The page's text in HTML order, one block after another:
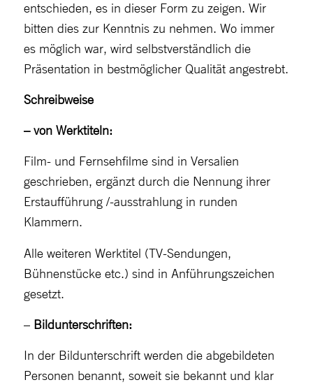
entschieden, es in dieser Form zu zeigen. Wir
bitten dies zur Kenntnis zu nehmen. Wo immer
es möglich war, wird selbstverständlich die
Präsentation in bestmöglicher Qualität angestrebt.
Schreibweise
– von Werktiteln:
Film- und Fernsehfilme sind in Versalien
geschrieben, ergänzt durch die Nennung ihrer
Erstaufführung /-ausstrahlung in runden
Klammern.
Alle weiteren Werktitel (TV-Sendungen,
Bühnenstücke etc.) sind in Anführungszeichen
gesetzt.
– Bildunterschriften:
In der Bildunterschrift werden die abgebildeten
Personen benannt, soweit sie bekannt und klar